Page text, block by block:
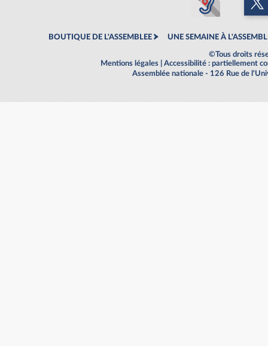
BOUTIQUE DE L'ASSEMBLEE UNE SEMAINE À
©Tous droits
Mentions légales
Accessibilité : partiellement
Assemblée nationale - 126 Rue de